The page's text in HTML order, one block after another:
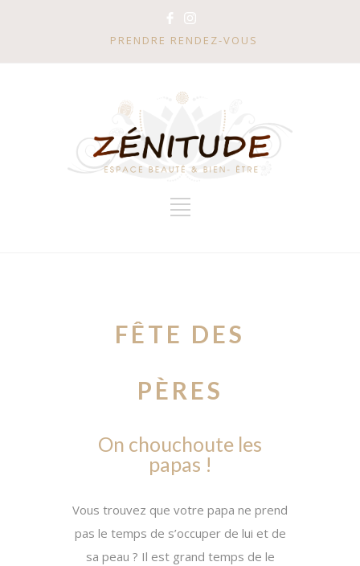
PRENDRE RENDEZ-VOUS
FÊTE DES
PÈRES
On chouchoute les
papas !
Vous trouvez que votre papa ne prend
pas le temps de s’occuper de lui et de
sa peau ? Il est grand temps de le